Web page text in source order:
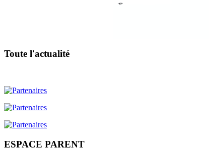
Toute l'actualité
ESPACE PARENT